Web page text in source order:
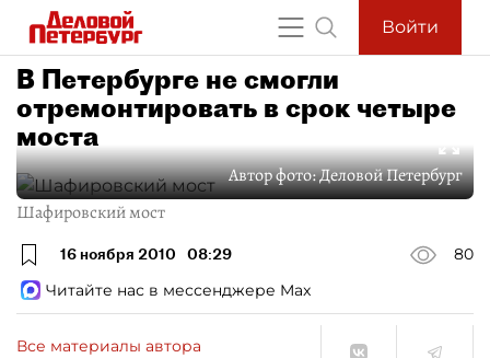
Войти
В Петербурге не смогли
отремонтировать в срок четыре
моста
Автор фото:Деловой Петербург
Шафировский мост
16 ноября 2010 08:29
80
Читайте нас в мессенджере Max
Все материалы автора